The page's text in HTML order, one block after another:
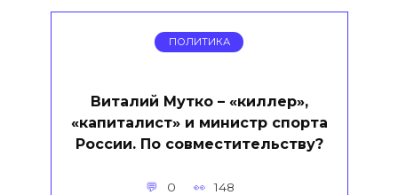
ПОЛИТИКА
Виталий Мутко – «киллер»,
«капиталист» и министр спорта
России. По совместительству?
0 148